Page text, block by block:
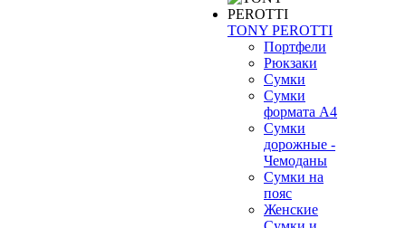
TONY PEROTTI
Портфели
Рюкзаки
Сумки
Сумки
формата А4
Сумки
дорожные -
Чемоданы
Сумки на
пояс
Женские